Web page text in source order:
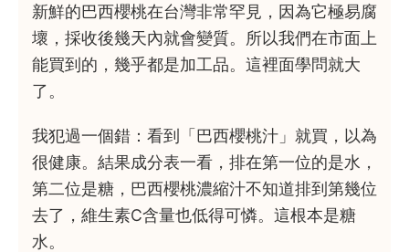
新鮮的巴西櫻桃在台灣非常罕見，因為它極易腐
壞，採收後幾天內就會變質。所以我們在市面上
能買到的，幾乎都是加工品。這裡面學問就大
了。
我犯過一個錯：看到「巴西櫻桃汁」就買，以為
很健康。結果成分表一看，排在第一位的是水，
第二位是糖，巴西櫻桃濃縮汁不知道排到第幾位
去了，維生素C含量也低得可憐。這根本是糖
水。